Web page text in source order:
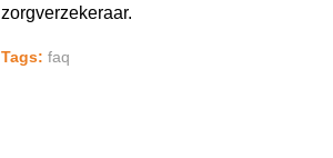
zorgverzekeraar.
Tags: faq